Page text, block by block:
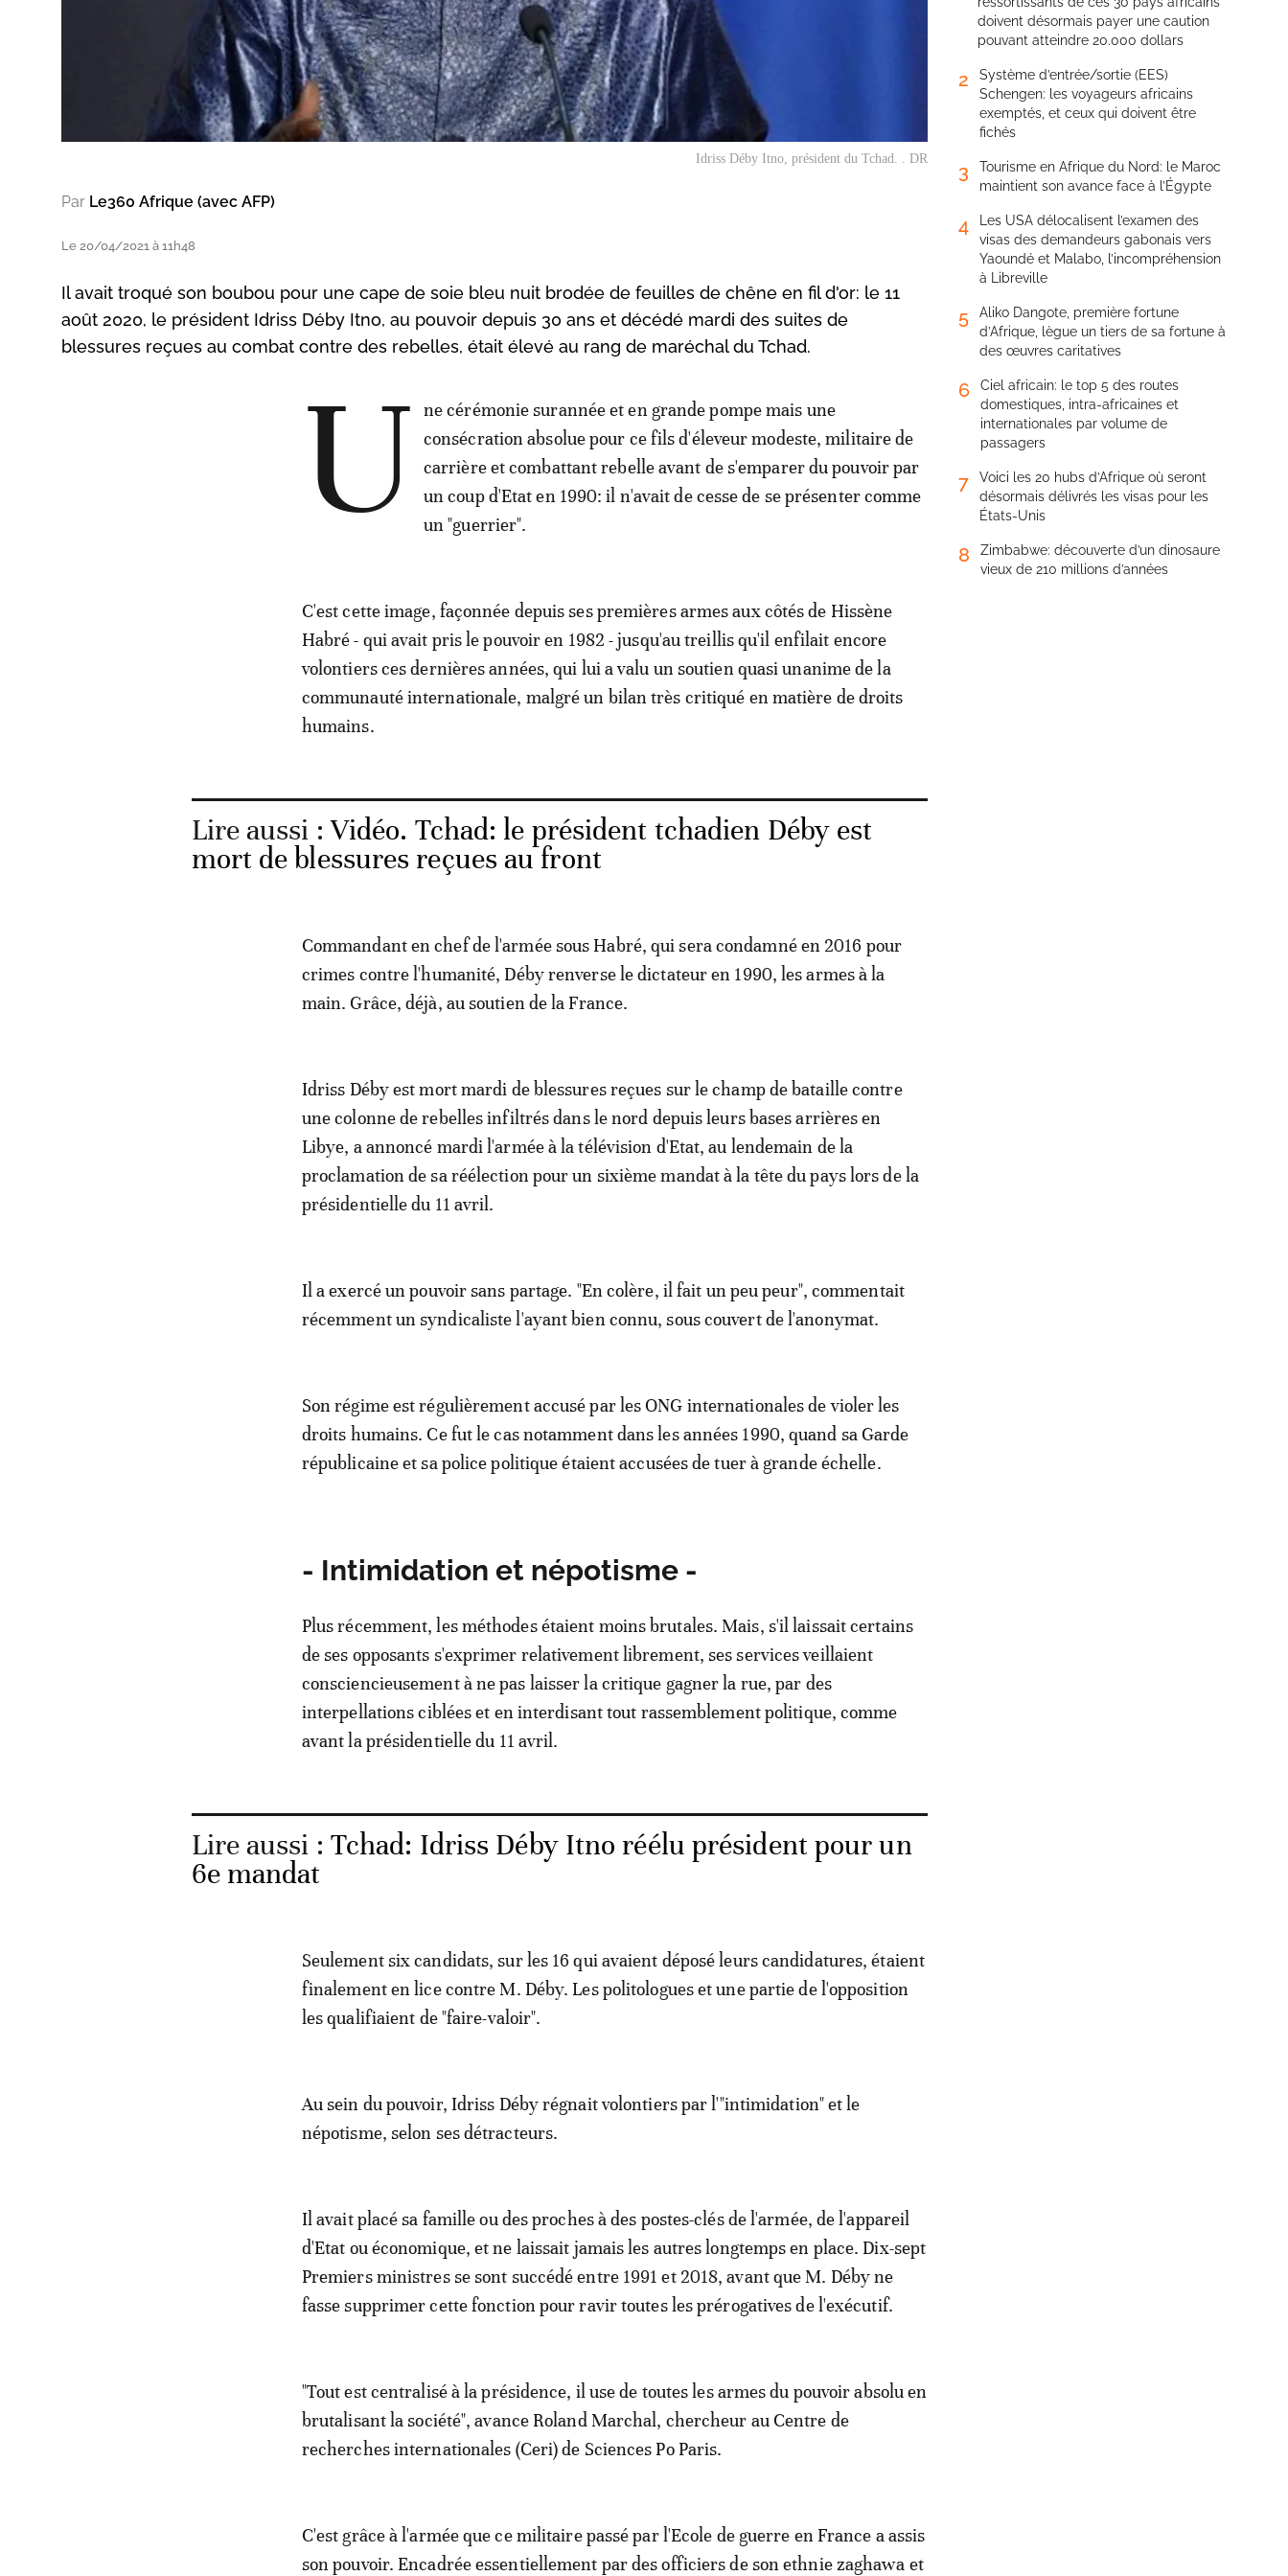
Idriss Déby Itno, président du Tchad. . DR
Par Le360 Afrique (avec AFP)
Le 20/04/2021 à 11h48
Il avait troqué son boubou pour une cape de soie bleu nuit brodée de feuilles de chêne en fil d'or: le 11
août 2020, le président Idriss Déby Itno, au pouvoir depuis 30 ans et décédé mardi des suites de
blessures reçues au combat contre des rebelles, était élevé au rang de maréchal du Tchad.
U
ne cérémonie surannée et en grande pompe mais une
consécration absolue pour ce fils d'éleveur modeste, militaire de
carrière et combattant rebelle avant de s'emparer du pouvoir par
un coup d'Etat en 1990: il n'avait de cesse de se présenter comme
un "guerrier".
C'est cette image, façonnée depuis ses premières armes aux côtés de Hissène
Habré - qui avait pris le pouvoir en 1982 - jusqu'au treillis qu'il enfilait encore
volontiers ces dernières années, qui lui a valu un soutien quasi unanime de la
communauté internationale, malgré un bilan très critiqué en matière de droits
humains.
Lire aussi :Vidéo. Tchad: le président tchadien Déby est
mort de blessures reçues au front
Commandant en chef de l'armée sous Habré, qui sera condamné en 2016 pour
crimes contre l'humanité, Déby renverse le dictateur en 1990, les armes à la
main. Grâce, déjà, au soutien de la France.
Idriss Déby est mort mardi de blessures reçues sur le champ de bataille contre
une colonne de rebelles infiltrés dans le nord depuis leurs bases arrières en
Libye, a annoncé mardi l'armée à la télévision d'Etat, au lendemain de la
proclamation de sa réélection pour un sixième mandat à la tête du pays lors de la
présidentielle du 11 avril.
Il a exercé un pouvoir sans partage. "En colère, il fait un peu peur", commentait
récemment un syndicaliste l'ayant bien connu, sous couvert de l'anonymat.
Son régime est régulièrement accusé par les ONG internationales de violer les
droits humains. Ce fut le cas notamment dans les années 1990, quand sa Garde
républicaine et sa police politique étaient accusées de tuer à grande échelle.
- Intimidation et népotisme -
Plus récemment, les méthodes étaient moins brutales. Mais, s'il laissait certains
de ses opposants s'exprimer relativement librement, ses services veillaient
consciencieusement à ne pas laisser la critique gagner la rue, par des
interpellations ciblées et en interdisant tout rassemblement politique, comme
avant la présidentielle du 11 avril.
Lire aussi : Tchad: Idriss Déby Itno réélu président pour un
6e mandat
Seulement six candidats, sur les 16 qui avaient déposé leurs candidatures, étaient
finalement en lice contre M. Déby. Les politologues et une partie de l'opposition
les qualifiaient de "faire-valoir".
Au sein du pouvoir, Idriss Déby régnait volontiers par l'"intimidation" et le
népotisme, selon ses détracteurs.
Il avait placé sa famille ou des proches à des postes-clés de l'armée, de l'appareil
d'Etat ou économique, et ne laissait jamais les autres longtemps en place. Dix-sept
Premiers ministres se sont succédé entre 1991 et 2018, avant que M. Déby ne
fasse supprimer cette fonction pour ravir toutes les prérogatives de l'exécutif.
"Tout est centralisé à la présidence, il use de toutes les armes du pouvoir absolu en
brutalisant la société", avance Roland Marchal, chercheur au Centre de
recherches internationales (Ceri) de Sciences Po Paris.
C'est grâce à l'armée que ce militaire passé par l'Ecole de guerre en France a assis
son pouvoir. Encadrée essentiellement par des officiers de son ethnie zaghawa et
doivent désormais payer une caution
pouvant atteindre 20.000 dollars
2
Système d’entrée/sortie (EES)
Schengen: les voyageurs africains
exemptés, et ceux qui doivent être
fichés
3
Tourisme en Afrique du Nord: le Maroc
maintient son avance face à l’Égypte
4
Les USA délocalisent l’examen des
visas des demandeurs gabonais vers
Yaoundé et Malabo, l’incompréhension
à Libreville
5
Aliko Dangote, première fortune
d’Afrique, lègue un tiers de sa fortune à
des œuvres caritatives
6
Ciel africain: le top 5 des routes
domestiques, intra-africaines et
internationales par volume de
passagers
7
Voici les 20 hubs d’Afrique où seront
désormais délivrés les visas pour les
États-Unis
8
Zimbabwe: découverte d’un dinosaure
vieux de 210 millions d’années